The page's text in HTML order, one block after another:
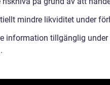
mindre likviditet under
information tillgänglig